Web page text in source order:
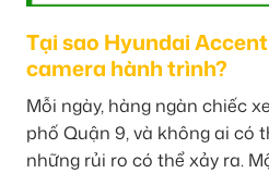
Tại sao Hyundai
camera hành trình?
Mỗi ngày, hàng ngàn chiếc
phố Quận 9, và không ai có
những rủi ro có thể xảy ra.